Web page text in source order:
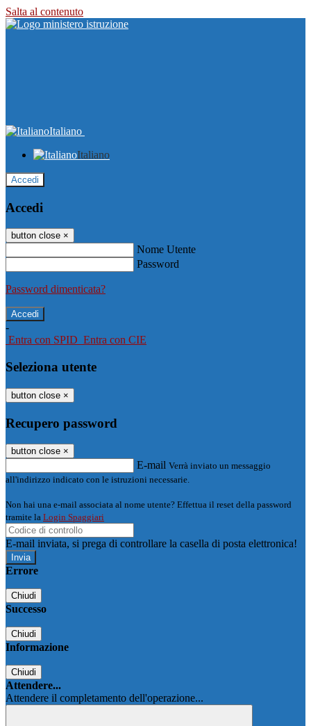
Salta al contenuto
Italiano
Italiano
Accedi
Accedi
button close ×
Nome Utente
Password
Password dimenticata?
-
Entra con SPID Entra con CIE
Seleziona utente
button close ×
Recupero password
button close ×
E-mail Verrà inviato un messaggio
all'indirizzo indicato con le istruzioni necessarie.
Non hai una e-mail associata al nome utente? Effettua il reset della password
tramite la Login Spaggiari
E-mail inviata, si prega di controllare la casella di posta elettronica!
Errore
Chiudi
Successo
Chiudi
Informazione
Chiudi
Attendere...
Attendere il completamento dell'operazione...